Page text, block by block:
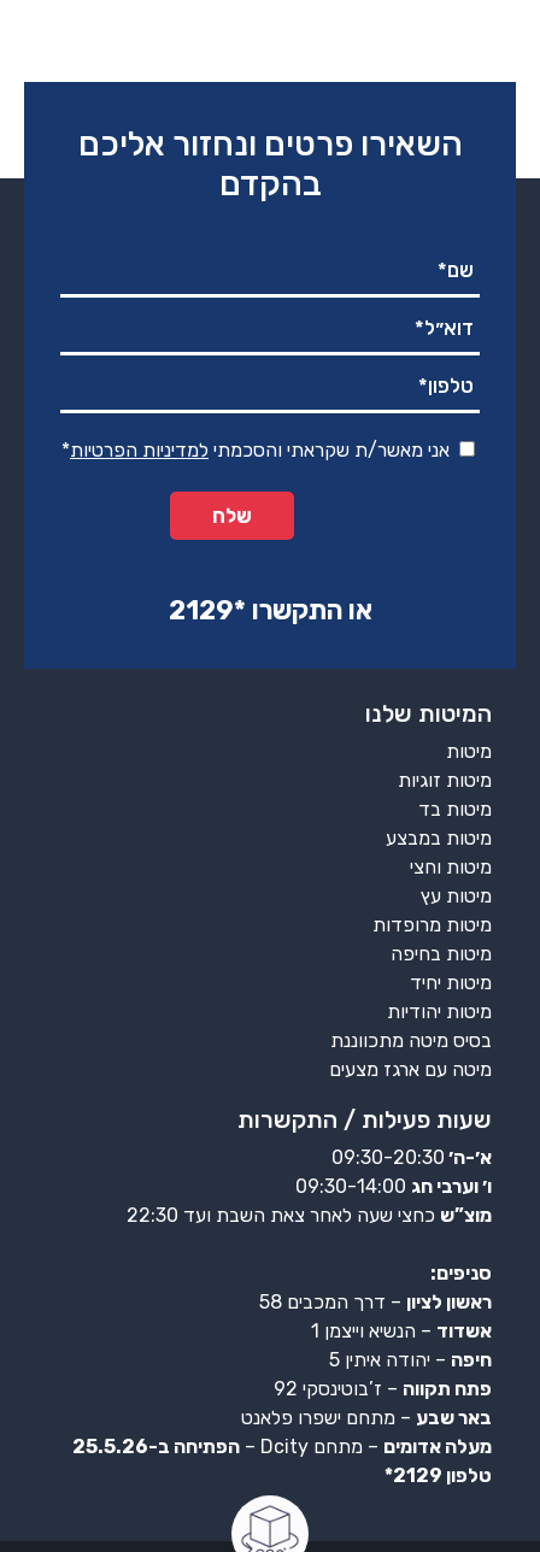
השאירו פרטים ונחזור אליכם
בהקדם
אני מאשר/ת שקראתי והסכמתי למדיניות הפרטיות*
או התקשרו ‏*2129‏
המיטות שלנו
מיטות
מיטות זוגיות
מיטות בד
מיטות במבצע
מיטות וחצי
מיטות עץ
מיטות מרופדות
מיטות בחיפה
מיטות יחיד
מיטות יהודיות
בסיס מיטה מתכווננת
מיטה עם ארגז מצעים
שעות פעילות / התקשרות
א׳-ה׳ 09:30-20:30
ו׳ וערבי חג
מוצ”ש כחצי שעה לאחר צאת השבת ועד 22:30
סניפים:
ראשון לציון – דרך המכבים 58
אשדוד – הנשיא וייצמן 1
חיפה – יהודה איתין 5
פתח תקווה – ז’בוטינסקי 92
באר שבע – מתחם ישפרו פלאנט
מעלה אדומים – מתחם Dcity –
הפתיחה ב-25.5.26
טלפון 2129*